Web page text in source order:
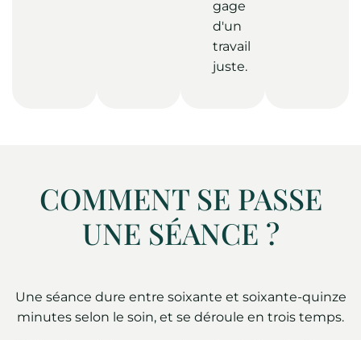
gage
d'un
travail
juste.
COMMENT SE PASSE
UNE SÉANCE ?
Une séance dure entre soixante et soixante-quinze
minutes selon le soin, et se déroule en trois temps.